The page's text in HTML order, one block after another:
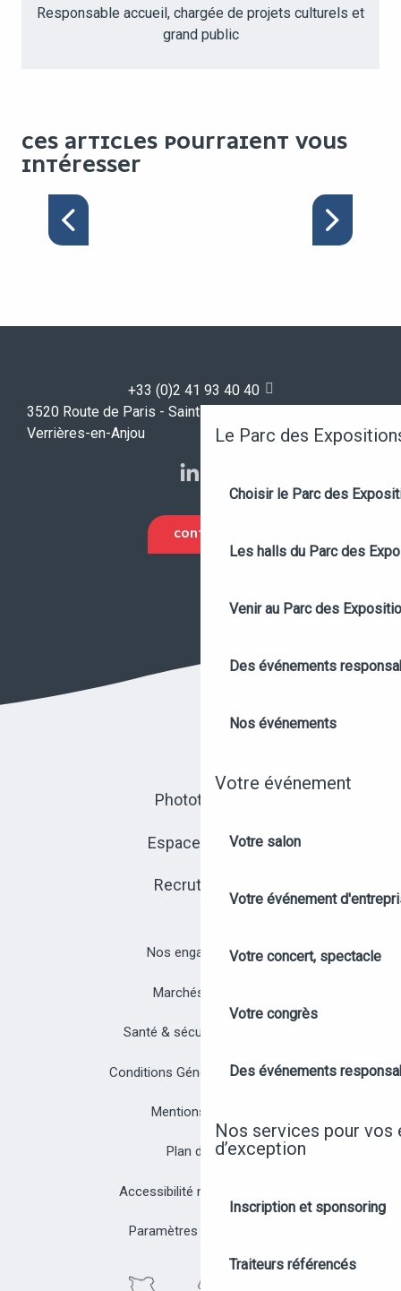
Le Parc des
Choisir le Parc des
Les halls du Parc des
Venir au Parc des
Des événements
Nos événements
Votre événement
Votre salon
Votre événement
Votre concert, spectacle
Votre congrès
Des événements
Nos services pour vos
d’exception
Inscription et sponsoring
Traiteurs référencés
Responsable accueil, chargée de projets culturels et
grand public
CES ARTICLES POURRAIENT VOUS
INTÉRESSER
VOTRE CONGRÈS
+33 (0)2 41 93 40 40
3520 Route de Paris - Saint-Sylvain-d'Anjou - 49480
Verrières-en-Anjou
CONTACT
Photothèque
Espace presse
Recrutement
Nos engagements
Marchés publics
Santé & sécurité à Angers
Conditions Générales de Vente
Mentions légales
Plan du site
Accessibilité non conforme
Paramètres des cookies